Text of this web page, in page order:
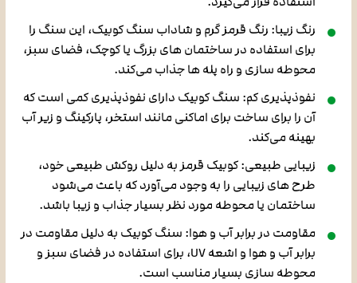
رنگ زیبا: رنگ قرمز گرم و شاداب سنگ کوبیک، این سنگ را
برای استفاده در ساختمان های بزرگ یا کوچک، فضای سبز،
محوطه سازی و راه پله ها جذاب می‌کند.
نفوذپذیری کم: سنگ کوبیک دارای نفوذپذیری کمی است که
آن را برای ساخت برای اماکنی مانند استخر، پارکینگ و زیر آب
بهینه می‌کند.
زیبایی طبیعی: کوبیک قرمز به دلیل روکش طبیعی خود،
طرح های زیبایی را به وجود می‌آورد که باعث می‌شود
ساختمان یا محوطه مورد نظر بسیار جذاب و زیبا باشد.
مقاومت در برابر آب و هوا: سنگ کوبیک به دلیل مقاومت در
برابر آب و هوا و اشعه UV، برای استفاده در فضای سبز و
محوطه سازی بسیار مناسب است.